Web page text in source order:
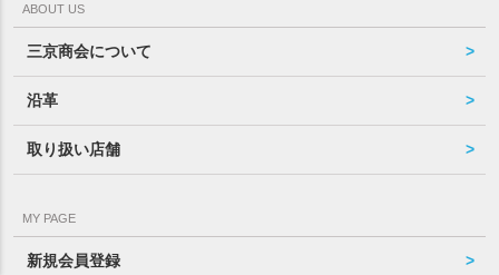
ABOUT US
三京商会について
沿革
取り扱い店舗
MY PAGE
新規会員登録